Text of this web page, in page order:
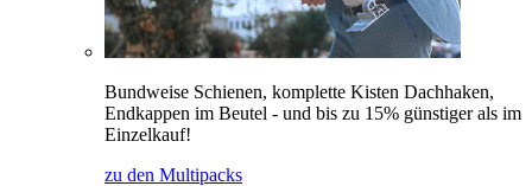
Bundweise Schienen, komplette Kisten Dachhaken,
Endkappen im Beutel - und bis zu 15% günstiger als im
Einzelkauf!
zu den Multipacks